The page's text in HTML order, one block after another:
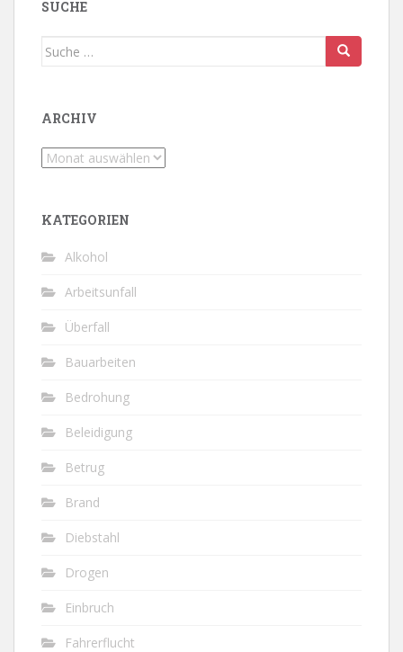
SUCHE
Suche
ARCHIV
Archiv
KATEGORIEN
Alkohol
Arbeitsunfall
Überfall
Bauarbeiten
Bedrohung
Beleidigung
Betrug
Brand
Diebstahl
Drogen
Einbruch
Fahrerflucht